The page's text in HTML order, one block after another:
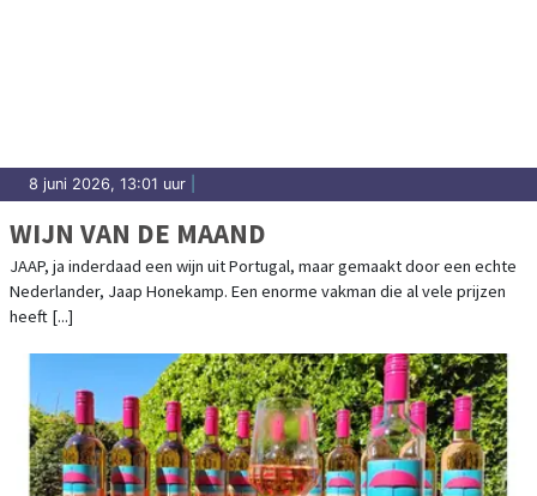
8 juni 2026, 13:01 uur
WIJN VAN DE MAAND
JAAP, ja inderdaad een wijn uit Portugal, maar gemaakt door een echte
Nederlander, Jaap Honekamp. Een enorme vakman die al vele prijzen
heeft [...]